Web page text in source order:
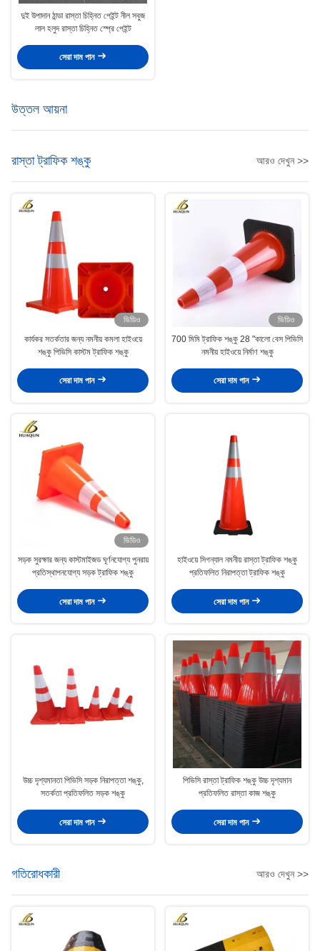
দুই উপাদান ঠান্ডা রাস্তা চিহ্নিত পেইন্ট নীল সবুজ
লাল হলুদ রাস্তা চিহ্নিত স্প্রে পেইন্ট
সেরা দাম পান
উত্তল আয়না
রাস্তা ট্রাফিক শঙ্কু আরও দেখুন >>
ভিডিও
কার্যকর সতর্কতার জন্য নমনীয় কমলা হাইওয়ে
শঙ্কু পিভিসি কাস্টম ট্রাফিক শঙ্কু
সেরা দাম পান
ভিডিও
700 মিমি ট্রাফিক শঙ্কু 28 "কালো বেস পিভিসি
নমনীয় হাইওয়ে নির্মাণ শঙ্কু
সেরা দাম পান
ভিডিও
সড়ক সুরক্ষার জন্য কাস্টমাইজড ঘূর্ণনযোগ্য পুনরায়
প্রতিস্থাপনযোগ্য সড়ক ট্রাফিক শঙ্কু
সেরা দাম পান
হাইওয়ে সিগন্যাল নমনীয় রাস্তা ট্রাফিক শঙ্কু
প্রতিফলিত নিরাপত্তা ট্রাফিক শঙ্কু
সেরা দাম পান
উচ্চ দৃশ্যমানতা পিভিসি সড়ক নিরাপত্তা শঙ্কু,
সতর্কতা প্রতিফলিত সড়ক শঙ্কু
সেরা দাম পান
পিভিসি রাস্তা ট্রাফিক শঙ্কু উচ্চ দৃশ্যমান
প্রতিফলিত রাস্তা কাজ শঙ্কু
সেরা দাম পান
গতিরোধকারী আরও দেখুন >>